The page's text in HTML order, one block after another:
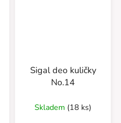
Sigal deo kuličky
No.14
Skladem (18 ks)